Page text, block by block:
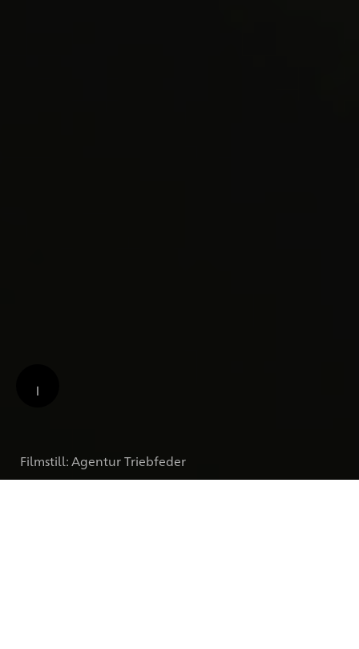
Filmstill: Agentur Triebfeder